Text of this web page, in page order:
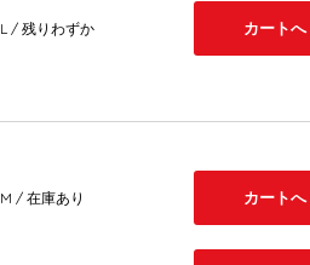
L / 残りわずか カートへ
M / 在庫あり カートへ